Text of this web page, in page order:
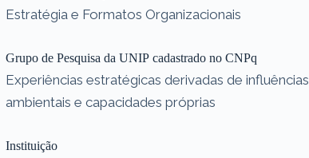
Estratégia e Formatos Organizacionais
Grupo de Pesquisa da UNIP cadastrado no CNPq
Experiências estratégicas derivadas de influências
ambientais e capacidades próprias
Instituição